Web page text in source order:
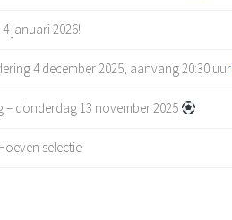
januari 2026!
4 december 2025, aanvang 20:30 uur
– donderdag 13 november 2025
selectie